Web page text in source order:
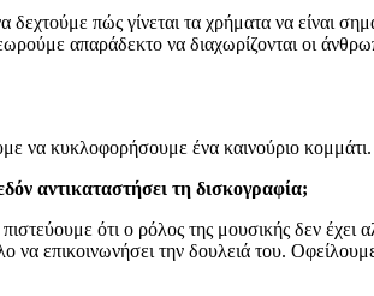
πώς γίνεται τα χρήματα να είναι
απαράδεκτο να διαχωρίζονται οι
να κυκλοφορήσουμε ένα καινούριο κομμάτι.
αντικαταστήσει τη δισκογραφία;
ότι ο ρόλος της μουσικής δεν
να επικοινωνήσει την δουλειά του.